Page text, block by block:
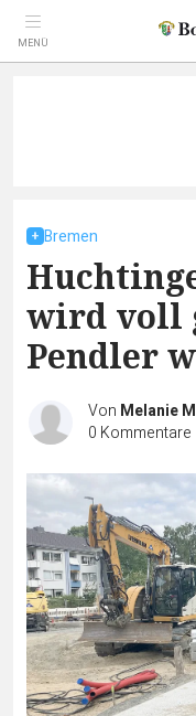
MENÜ
Bremen
wird voll
Pendler
Von Melanie
0 Kommentare